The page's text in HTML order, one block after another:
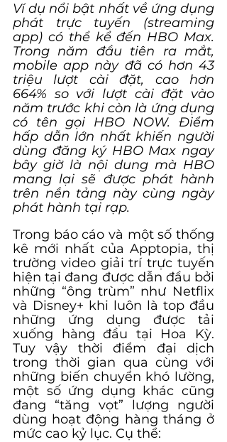
Ví dụ nổi bật nhất về ứng dụng
phát trực tuyến (streaming
app) có thể kể đến HBO Max.
Trong năm đầu tiên ra mắt,
mobile app này đã có hơn 43
triệu lượt cài đặt, cao hơn
664% so với lượt cài đặt vào
năm trước khi còn là ứng dụng
có tên gọi HBO NOW. Điểm
hấp dẫn lớn nhất khiến người
dùng đăng ký HBO Max ngay
bây giờ là nội dung mà HBO
mang lại sẽ được phát hành
trên nền tảng này cùng ngày
phát hành tại rạp.
Trong báo cáo và một số thống
kê mới nhất của Apptopia, thị
trường video giải trí trực tuyến
hiện tại đang được dẫn đầu bởi
những “ông trùm” như Netflix
và Disney+ khi luôn là top đầu
những ứng dụng được tải
xuống hàng đầu tại Hoa Kỳ.
Tuy vậy thời điểm đại dịch
trong thời gian qua cùng với
những biến chuyển khó lường,
một số ứng dụng khác cũng
đang “tăng vọt” lượng người
dùng hoạt động hàng tháng ở
mức cao kỷ lục. Cụ thể: